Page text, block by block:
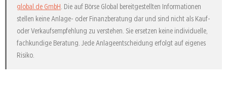
global.de GmbH . Die auf Börse Global bereitgestellten Informationen
stellen keine Anlage- oder Finanzberatung dar und sind nicht als Kauf-
oder Verkaufsempfehlung zu verstehen. Sie ersetzen keine individuelle,
fachkundige Beratung. Jede Anlageentscheidung erfolgt auf eigenes
Risiko.